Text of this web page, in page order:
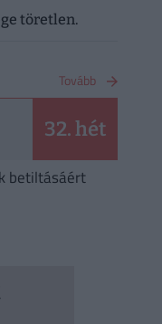
töretlen.
Tovább
32. hét
betiltásáért